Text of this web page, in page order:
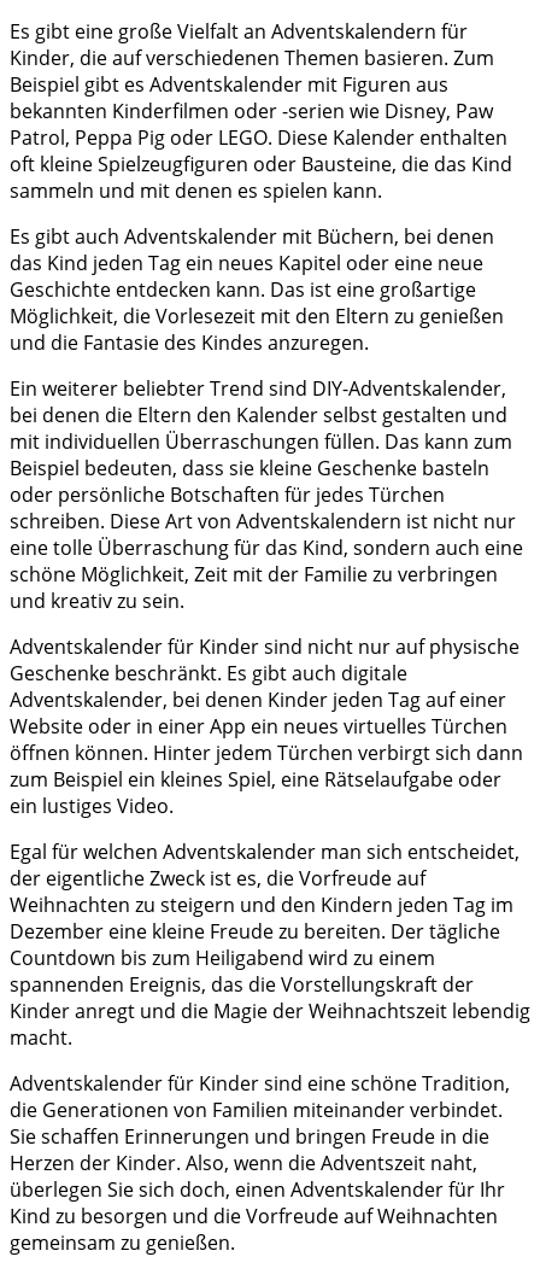
Es gibt eine große Vielfalt an Adventskalendern für
Kinder, die auf verschiedenen Themen basieren. Zum
Beispiel gibt es Adventskalender mit Figuren aus
bekannten Kinderfilmen oder -serien wie Disney, Paw
Patrol, Peppa Pig oder LEGO. Diese Kalender enthalten
oft kleine Spielzeugfiguren oder Bausteine, die das Kind
sammeln und mit denen es spielen kann.
Es gibt auch Adventskalender mit Büchern, bei denen
das Kind jeden Tag ein neues Kapitel oder eine neue
Geschichte entdecken kann. Das ist eine großartige
Möglichkeit, die Vorlesezeit mit den Eltern zu genießen
und die Fantasie des Kindes anzuregen.
Ein weiterer beliebter Trend sind DIY-Adventskalender,
bei denen die Eltern den Kalender selbst gestalten und
mit individuellen Überraschungen füllen. Das kann zum
Beispiel bedeuten, dass sie kleine Geschenke basteln
oder persönliche Botschaften für jedes Türchen
schreiben. Diese Art von Adventskalendern ist nicht nur
eine tolle Überraschung für das Kind, sondern auch eine
schöne Möglichkeit, Zeit mit der Familie zu verbringen
und kreativ zu sein.
Adventskalender für Kinder sind nicht nur auf physische
Geschenke beschränkt. Es gibt auch digitale
Adventskalender, bei denen Kinder jeden Tag auf einer
Website oder in einer App ein neues virtuelles Türchen
öffnen können. Hinter jedem Türchen verbirgt sich dann
zum Beispiel ein kleines Spiel, eine Rätselaufgabe oder
ein lustiges Video.
Egal für welchen Adventskalender man sich entscheidet,
der eigentliche Zweck ist es, die Vorfreude auf
Weihnachten zu steigern und den Kindern jeden Tag im
Dezember eine kleine Freude zu bereiten. Der tägliche
Countdown bis zum Heiligabend wird zu einem
spannenden Ereignis, das die Vorstellungskraft der
Kinder anregt und die Magie der Weihnachtszeit lebendig
macht.
Adventskalender für Kinder sind eine schöne Tradition,
die Generationen von Familien miteinander verbindet.
Sie schaffen Erinnerungen und bringen Freude in die
Herzen der Kinder. Also, wenn die Adventszeit naht,
überlegen Sie sich doch, einen Adventskalender für Ihr
Kind zu besorgen und die Vorfreude auf Weihnachten
gemeinsam zu genießen.